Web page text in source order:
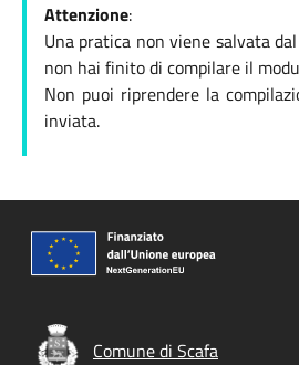
Attenzione:
Una pratica non viene salvata
non hai finito di compilare il
Non puoi riprendere la
inviata.
Comune di Scafa